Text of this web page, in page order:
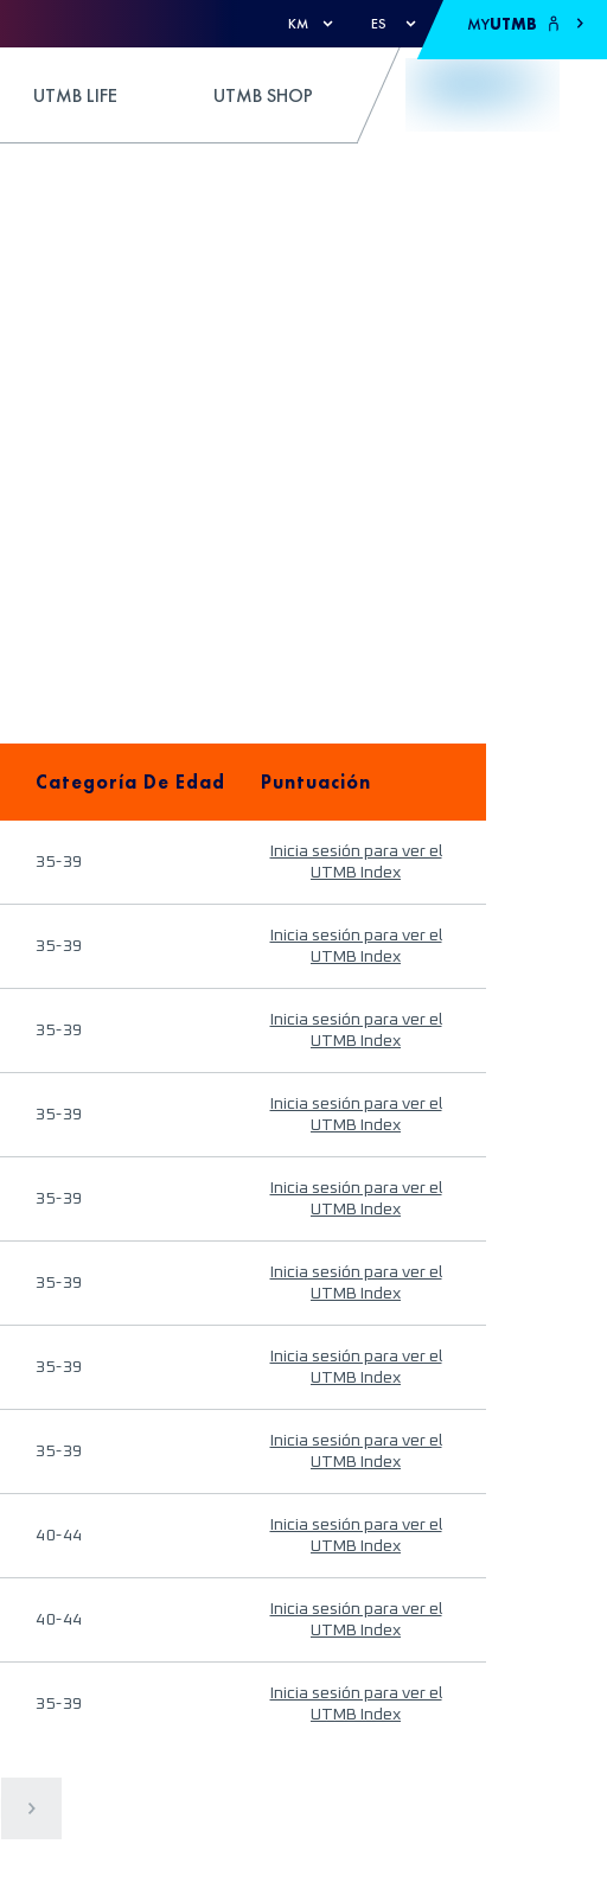
KM ES MYUTMB
UTMB LIFE UTMB SHOP
Categoría De Edad Puntuación
35-39
Inicia sesión para ver el
UTMB Index
35-39
Inicia sesión para ver el
UTMB Index
35-39
Inicia sesión para ver el
UTMB Index
35-39
Inicia sesión para ver el
UTMB Index
35-39
Inicia sesión para ver el
UTMB Index
35-39
Inicia sesión para ver el
UTMB Index
35-39
Inicia sesión para ver el
UTMB Index
35-39
Inicia sesión para ver el
UTMB Index
40-44
Inicia sesión para ver el
UTMB Index
40-44
Inicia sesión para ver el
UTMB Index
35-39
Inicia sesión para ver el
UTMB Index